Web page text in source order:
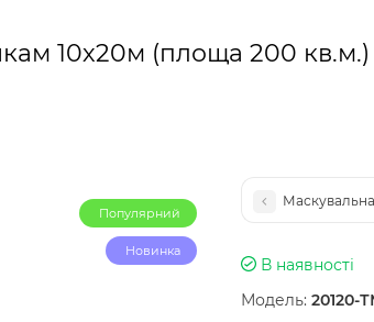
10х20м (площа 200 кв.м.)
Популярний
Новинка
В наявності
Модель: 20120-